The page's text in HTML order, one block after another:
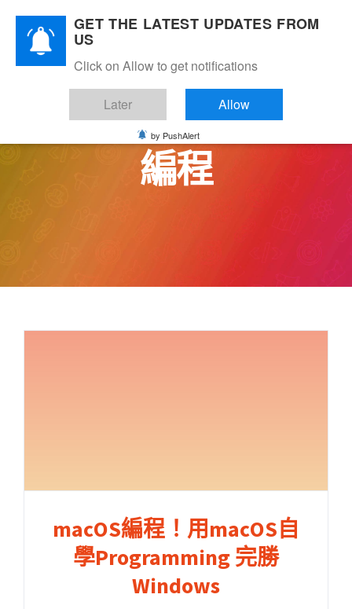
Skip
content
編程
macOS編程！用macOS自
學Programming 完勝
Windows
GET THE LATEST UPDATES FROM
US
Click on Allow to get notifications
Later Allow
by PushAlert